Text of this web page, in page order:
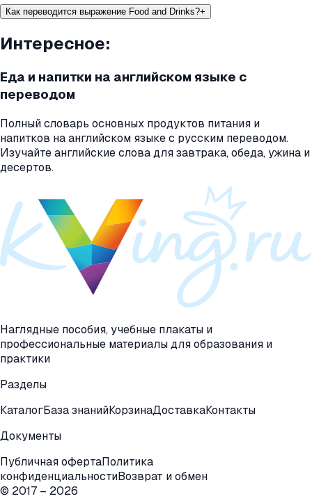
Как переводится выражение Food and Drinks?+
Интересное:
Еда и напитки на английском языке с
переводом
Полный словарь основных продуктов питания и
напитков на английском языке с русским переводом.
Изучайте английские слова для завтрака, обеда, ужина и
десертов.
Наглядные пособия, учебные плакаты и
профессиональные материалы для образования и
практики
Разделы
КаталогБаза знанийКорзинаДоставкаКонтакты
Документы
Публичная офертаПолитика
конфиденциальностиВозврат и обмен
© 2017 – 2026